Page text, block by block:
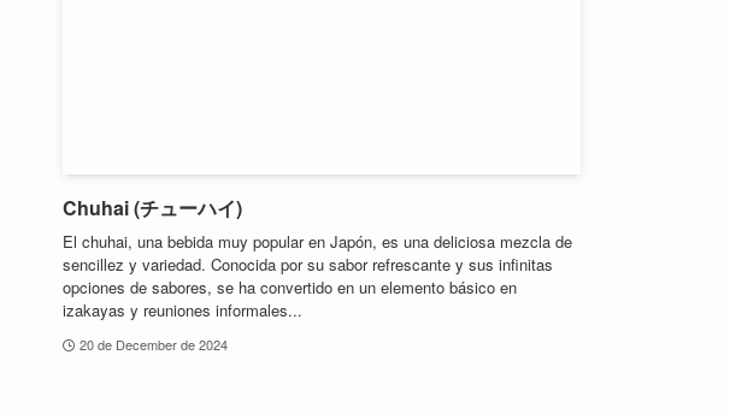
Chuhai (チューハイ)
El chuhai, una bebida muy popular en Japón, es una deliciosa mezcla de
sencillez y variedad. Conocida por su sabor refrescante y sus infinitas
opciones de sabores, se ha convertido en un elemento básico en
izakayas y reuniones informales...
20 de December de 2024